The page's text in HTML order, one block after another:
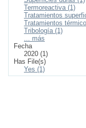
Termoreactiva (1)
Tratamientos
Tratamientos
Tribología (1)
... más
Fecha
2020 (1)
Has File(s)
Yes (1)